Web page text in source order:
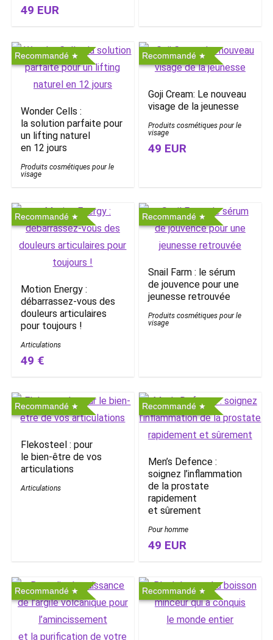
49 EUR
Recommandé
Wonder Cells :
la solution parfaite pour
un lifting naturel
en 12 jours
Produits cosmétiques pour le
visage
Recommandé
Goji Cream: Le nouveau
visage de la jeunesse
Produits cosmétiques pour le
visage
49 EUR
Recommandé
Motion Energy :
débarrassez-vous des
douleurs articulaires
pour toujours !
Articulations
49 €
Recommandé
Snail Farm : le sérum
de jouvence pour une
jeunesse retrouvée
Produits cosmétiques pour le
visage
Recommandé
Flekosteel : pour
le bien-être de vos
articulations
Articulations
Recommandé
Men’s Defence :
soignez l’inflammation
de la prostate
rapidement
et sûrement
Pour homme
49 EUR
Recommandé Recommandé